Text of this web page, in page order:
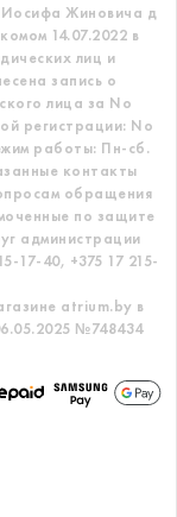
Иосифа Жиновича д
14.07.2022 в
лиц и
запись о
лица за No
регистрации: No
работы: Пн-сб.
контакты
обращения
по защите
администрации
17-40, +375 17 215-
atrium.by в
№748434